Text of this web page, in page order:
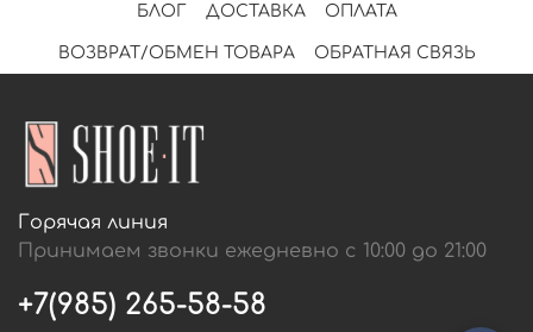
БЛОГ ДОСТАВКА ОПЛАТА
ВОЗВРАТ/ОБМЕН ТОВАРА ОБРАТНАЯ СВЯЗЬ
Горячая линия
Принимаем звонки ежедневно с 10:00 до 21:00
+7(985) 265-58-58